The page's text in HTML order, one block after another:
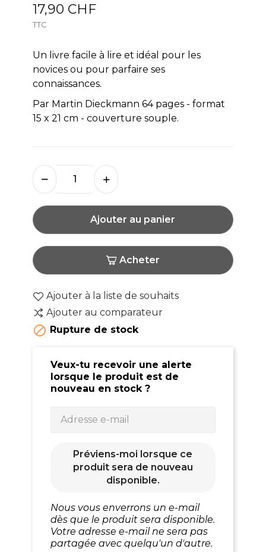
17,90 CHF
TTC
Un livre facile à lire et idéal pour les
novices ou pour parfaire ses
connaissances.
Par Martin Dieckmann 64 pages - format
15 x 21 cm - couverture souple.
Ajouter au panier
Acheter
Ajouter à la liste de souhaits
Ajouter au comparateur
 Rupture de stock
Veux-tu recevoir une alerte
lorsque le produit est de
nouveau en stock ?
Préviens-moi lorsque ce
produit sera de nouveau
disponible.
Nous vous enverrons un e-mail
dès que le produit sera disponible.
Votre adresse e-mail ne sera pas
partagée avec quelqu'un d'autre.